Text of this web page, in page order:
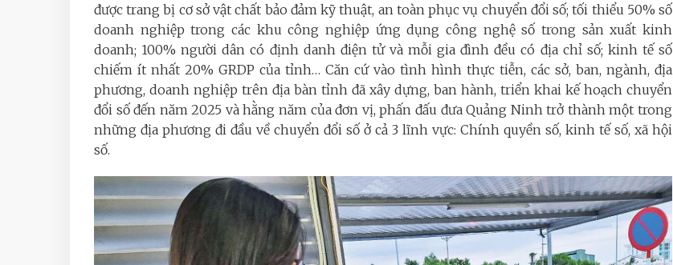
được trang bị cơ sở vật chất bảo đảm kỹ thuật, an toàn phục vụ chuyển đổi số; tối thiểu 50% số
doanh nghiệp trong các khu công nghiệp ứng dụng công nghệ số trong sản xuất kinh
doanh; 100% người dân có định danh điện tử và mỗi gia đình đều có địa chỉ số; kinh tế số
chiếm ít nhất 20% GRDP của tỉnh… Căn cứ vào tình hình thực tiễn, các sở, ban, ngành, địa
phương, doanh nghiệp trên địa bàn tỉnh đã xây dựng, ban hành, triển khai kế hoạch chuyển
đổi số đến năm 2025 và hằng năm của đơn vị, phấn đấu đưa Quảng Ninh trở thành một trong
những địa phương đi đầu về chuyển đổi số ở cả 3 lĩnh vực: Chính quyền số, kinh tế số, xã hội
số.